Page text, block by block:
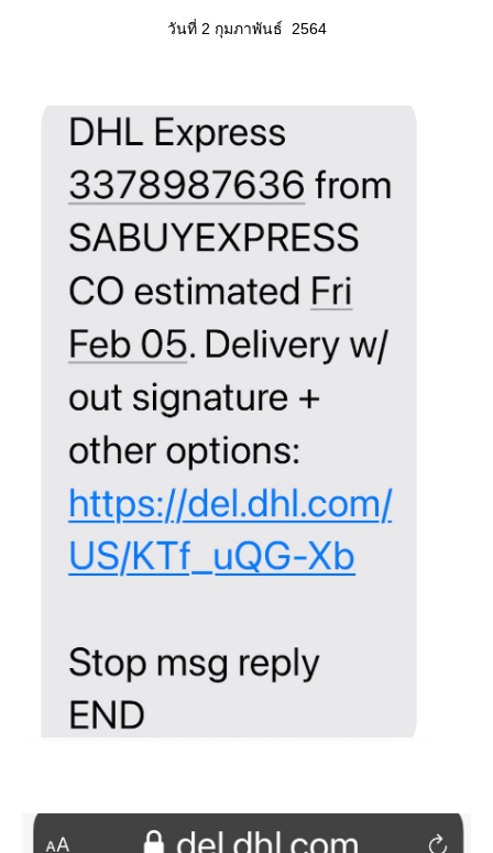
วันที่ 2 กุมภาพันธ์ 2564